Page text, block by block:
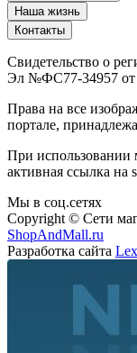
Наша жизнь
Контакты
Свидетельство о
Эл №ФС77-34957 от
Права на все
портале,
При использовании
активная ссылка на
Мы в соц.сетях
Copyright © Сети
ShopAndMall.ru
Разработка сайта